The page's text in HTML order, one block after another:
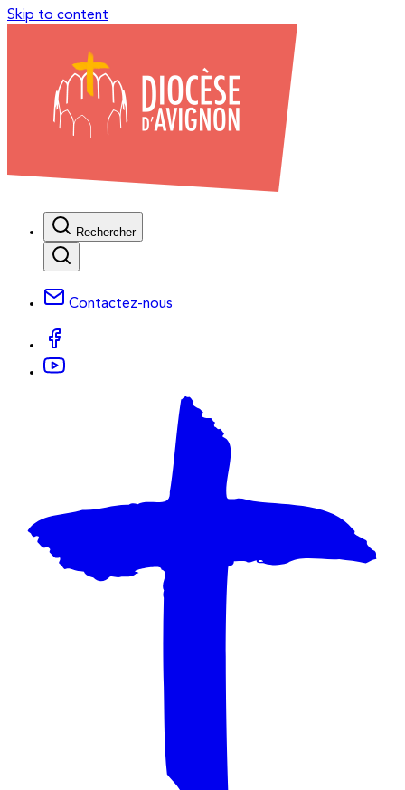
Skip to content
Rechercher
Contactez-nous